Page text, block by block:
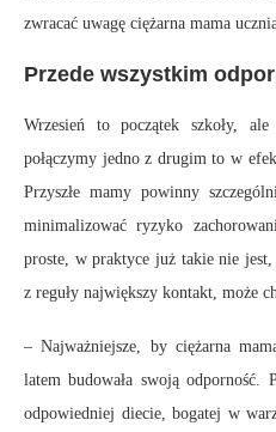
zwracać uwagę ciężarna mama
Przede wszystkim
Wrzesień to początek szkoły,
połączymy jedno z drugim to w
Przyszłe mamy powinny
minimalizować ryzyko
proste, w praktyce już takie nie
z reguły największy kontakt, może
– Najważniejsze, by ciężarna
latem budowała swoją odporność.
odpowiedniej diecie, bogatej w